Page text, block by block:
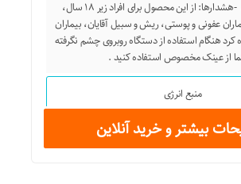
پوست می شوند. ‏ -هشدارها: از این محصول برای افراد زیر ۱۸ سال،
عفونی و پوستی، ریش و سبیل آقایان، بیماران
کرد هنگام استفاده از دستگاه روبروی چشم نگرفته
از عینک مخصوص استفاده کنید .
منبع انرژی
آداپتور برق
بیشتر و خرید آنلاین